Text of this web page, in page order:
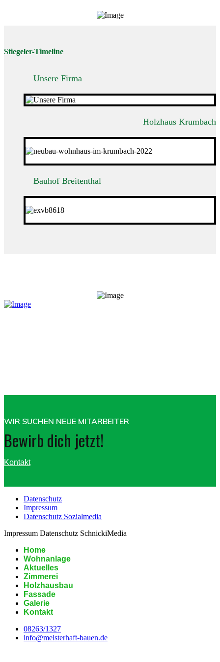
Stiegeler-Timeline
Unsere Firma
Holzhaus Krumbach
Bauhof Breitenthal
WIR SUCHEN NEUE MITARBEITER
Bewirb dich jetzt!
Kontakt
Datenschutz
Impressum
Datenschutz Sozialmedia
Impressum Datenschutz SchnickiMedia
Home
Wohnanlage
Aktuelles
Zimmerei
Holzhausbau
Fassade
Galerie
Kontakt
08263/1327
info@meisterhaft-bauen.de